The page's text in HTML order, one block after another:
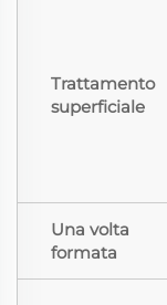
Trattamento
superficiale
Una volta
formata